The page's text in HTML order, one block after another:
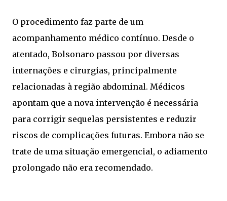
O procedimento faz parte de um
acompanhamento médico contínuo. Desde o
atentado, Bolsonaro passou por diversas
internações e cirurgias, principalmente
relacionadas à região abdominal. Médicos
apontam que a nova intervenção é necessária
para corrigir sequelas persistentes e reduzir
riscos de complicações futuras. Embora não se
trate de uma situação emergencial, o adiamento
prolongado não era recomendado.